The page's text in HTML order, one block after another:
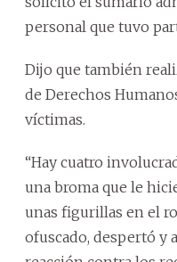
personal que tuvo
Dijo que también
de Derechos
víctimas.
“Hay cuatro
una broma que le
unas figurillas en el
ofuscado, despertó y